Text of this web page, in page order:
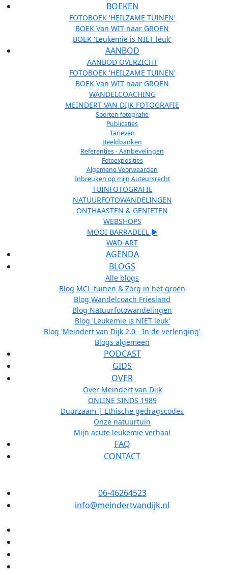
BOEKEN
FOTOBOEK 'HEILZAME TUINEN'
BOEK Van WIT naar GROEN
BOEK 'Leukemie is NIET leuk'
AANBOD
AANBOD OVERZICHT
FOTOBOEK 'HEILZAME TUINEN'
BOEK Van WIT naar GROEN
WANDELCOACHING
MEINDERT VAN DIJK FOTOGRAFIE
Soorten fotografie
Publicaties
Tarieven
Beeldbanken
Referenties - Aanbevelingen
Fotoexposities
Algemene Voorwaarden
Inbreuken op mijn Auteursrecht
TUINFOTOGRAFIE
NATUURFOTOWANDELINGEN
ONTHAASTEN & GENIETEN
WEBSHOPS
MOOI BARRADEEL ►
WAD-ART
AGENDA
BLOGS
Alle blogs
Blog MCL-tuinen & Zorg in het groen
Blog Wandelcoach Friesland
Blog Natuurfotowandelingen
Blog 'Leukemie is NIET leuk'
Blog 'Meindert van Dijk 2.0 - In de verlenging'
Blogs algemeen
PODCAST
GIDS
OVER
Over Meindert van Dijk
ONLINE SINDS 1989
Duurzaam | Ethische gedragscodes
Onze natuurtuin
Mijn acute leukemie verhaal
FAQ
CONTACT
06-46264523
info@meindertvandijk.nl